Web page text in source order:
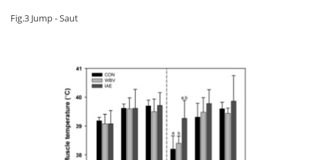
Fig.3 Jump - Saut